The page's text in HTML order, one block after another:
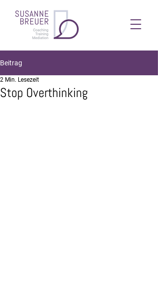
Beitrag
Stop Overthinking
2 Min. Lesezeit